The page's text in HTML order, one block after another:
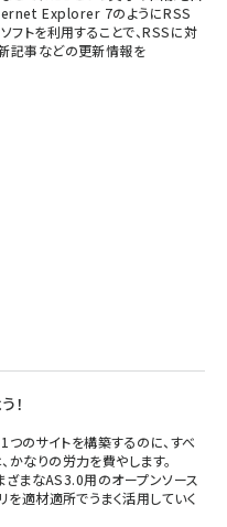
Explorer 7のようにRSS
フトを利用することで、RSSに対
記事などの更新情報を
！
のサイトを構築するのに、すべ
なりの労力を費やします。
まなAS3.0用のオープンソース
を適材適所でうまく活用していく